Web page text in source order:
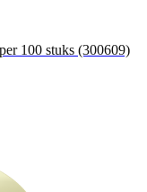
100 stuks (300609)